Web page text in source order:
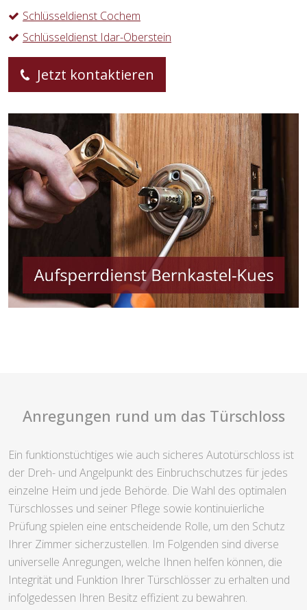
Schlüsseldienst Cochem
Schlüsseldienst Idar-Oberstein
Jetzt kontaktieren
Anregungen rund um das Türschloss
Ein funktionstüchtiges wie auch sicheres Autotürschloss ist
der Dreh- und Angelpunkt des Einbruchschutzes für jedes
einzelne Heim und jede Behörde. Die Wahl des optimalen
Türschlosses und seiner Pflege sowie kontinuierliche
Prüfung spielen eine entscheidende Rolle, um den Schutz
Ihrer Zimmer sicherzustellen. Im Folgenden sind diverse
universelle Anregungen, welche Ihnen helfen können, die
Integrität und Funktion Ihrer Türschlösser zu erhalten und
infolgedessen Ihren Besitz effizient zu bewahren.